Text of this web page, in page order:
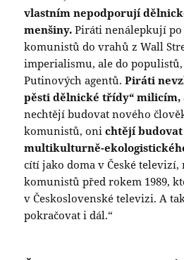
vlastním nepodporují
menšiny.Piráti nenálepkují
komunistů do vrahů z Wall
imperialismu, ale do
Putinových agentů.Piráti
pěsti dělnické třídy“ milicím,
nechtějí budovat nového
komunistů, onichtějí
multikulturně-
cítí jako doma v České
komunistů před rokem 1989,
v Československé televizi. A
pokračovat i dál.“